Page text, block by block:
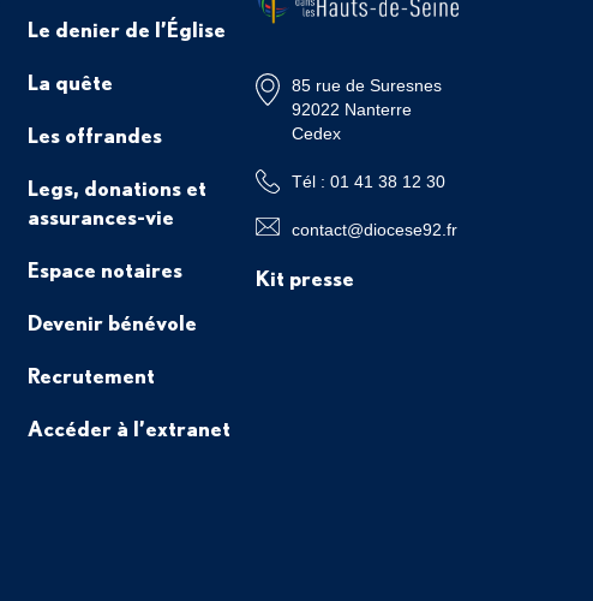
Le denier de l’Église
La quête
Les offrandes
Legs, donations et
assurances-vie
Espace notaires
Devenir bénévole
Recrutement
Accéder à l’extranet
85 rue de Suresnes
92022 Nanterre
Cedex
Tél : 01 41 38 12 30
contact@diocese92.fr
Kit presse